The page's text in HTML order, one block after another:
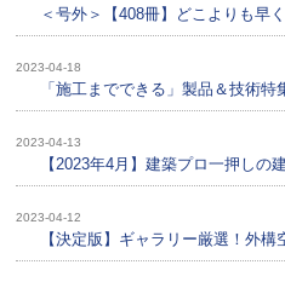
＜号外＞【408冊】どこよりも早
2023-04-18
「施工までできる」製品＆技術特
2023-04-13
【2023年4月】建築プロ一押しの
2023-04-12
【決定版】ギャラリー厳選！外